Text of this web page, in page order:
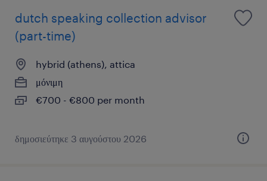
dutch speaking collection advisor
(part-time)
hybrid (athens), attica
μόνιμη
€700 - €800 per month
δημοσιεύτηκε 3 αυγούστου 2026